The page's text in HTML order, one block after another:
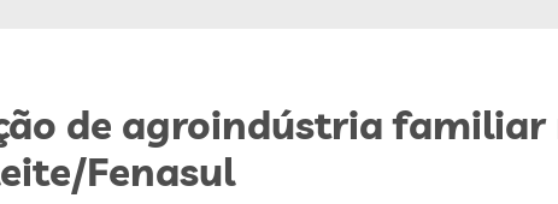
de agroindústria familiar
Fenasul